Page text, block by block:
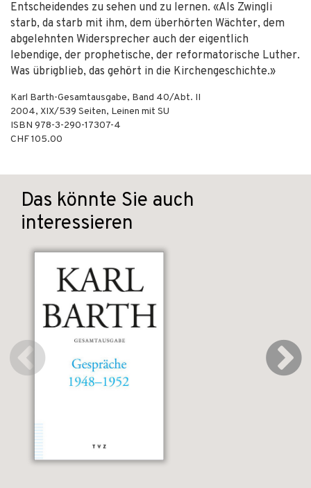
Entscheidendes zu sehen und zu lernen. «Als Zwingli
starb, da starb mit ihm, dem überhörten Wächter, dem
abgelehnten Widersprecher auch der eigentlich
lebendige, der prophetische, der reformatorische Luther.
Was übrigblieb, das gehört in die Kirchengeschichte.»
Karl Barth-Gesamtausgabe, Band 40/Abt. II
2004, XIX/539 Seiten, Leinen mit SU
ISBN 978-3-290-17307-4
CHF 105.00
Das könnte Sie auch
interessieren